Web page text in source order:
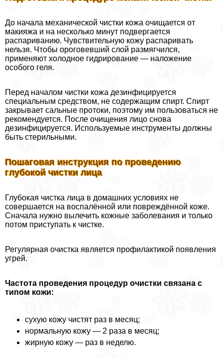
До начала механической чистки кожа очищается от
макияжа и на несколько минут подвергается
распариванию. Чувствительную кожу распаривать
нельзя. Чтобы ороговевший слой размягчился,
применяют холодное гидрирование — наложение
особого геля.
Перед началом чистки кожа дезинфицируется
специальным средством, не содержащим спирт. Спирт
закрывает сальные протоки, поэтому им пользоваться не
рекомендуется. После очищения лицо снова
дезинфицируется. Используемые инструменты должны
быть стерильными.
Пошаговая инструкция по проведению
глубокой чистки лица
Глубокая чистка лица в домашних условиях не
совершается на воспалённой или повреждённой коже.
Сначала нужно вылечить кожные заболевания и только
потом приступать к чистке.
Регулярная очистка является профилактикой появления
угрей.
Частота проведения процедур очистки связана с
типом кожи:
сухую кожу чистят раз в месяц;
нормальную кожу — 2 раза в месяц;
жирную кожу — раз в неделю.